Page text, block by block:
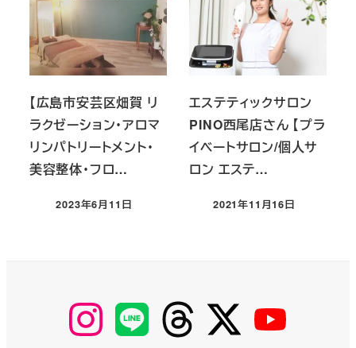
【広島市安芸区畑賀 リ
ラクゼーション・アロマ
リンパトリートメント・
美容整体・フロ…
投稿日
2023年6月11日
エステティックサロン
PINO西尾店さん 【プラ
イベートサロン/個人サ
ロン エステ…
投稿日
2021年11月16日
【Instagram】
MyKOBAKO
【LINE】 【threads】 【Twitter】